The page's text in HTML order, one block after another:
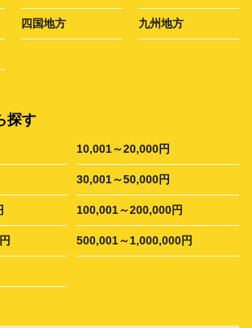
四国地方 九州地方
探す
10,001～20,000円
30,001～50,000円
100,001～200,000円
500,001～1,000,000円